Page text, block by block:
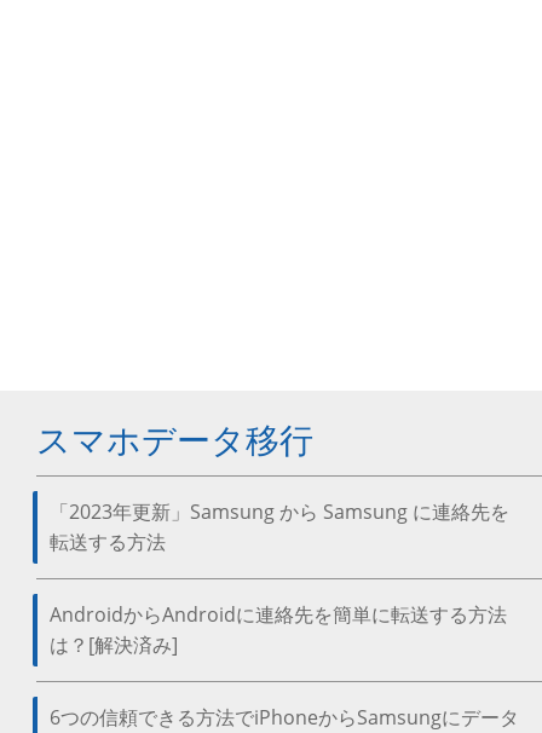
スマホデータ移行
「2023年更新」Samsung から Samsung に連絡先を
転送する方法
AndroidからAndroidに連絡先を簡単に転送する方法
は？[解決済み]
6つの信頼できる方法でiPhoneからSamsungにデータ